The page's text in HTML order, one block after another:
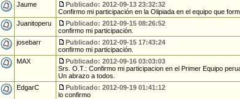
Jaume
Publicado: 2012-09-13 23:32:32
Confirmo mi participación en la Olipiada en el equipo que
Juanitoperu
Publicado: 2012-09-15 08:26:52
confirmo mi participación.
josebarr
Publicado: 2012-09-15 17:43:24
confirmo mi participación.
MAX
Publicado: 2012-09-16 03:03:03
Srs. O.T.: Confirmo mi participacion en el Primer Equipo
Un abrazo a todos.
EdgarC
Publicado: 2012-09-19 01:41:12
lo confirmo